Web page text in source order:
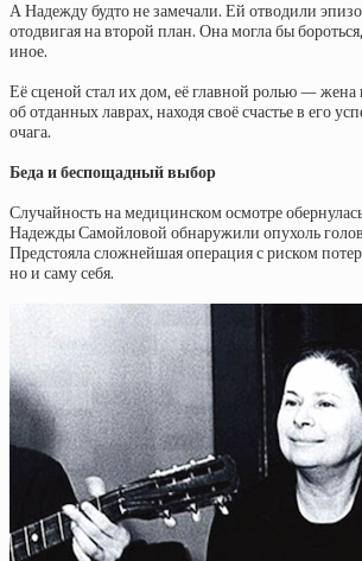
А Надежду будто не замечали. Ей отводили
отодвигая на второй план. Она могла бы
иное.
Её сценой стал их дом, её главной ролью — жена
об отданных лаврах, находя своё счастье в его
очага.
Беда и беспощадный выбор
Случайность на медицинском осмотре
Надежды Самойловой обнаружили опухоль
Предстояла сложнейшая операция с риском
но и саму себя.